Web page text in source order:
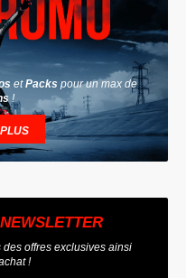
etPacks pour un max de
!
NEWSLETTER
offres exclusives ainsi
!